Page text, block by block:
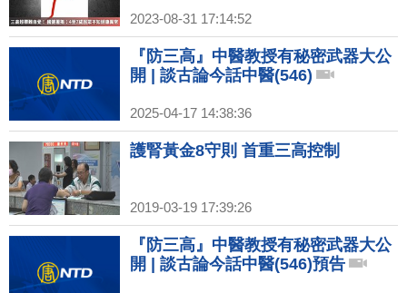
2023-08-31 17:14:52
『防三高』中醫教授有秘密武器大公
開 | 談古論今話中醫(546)
2025-04-17 14:38:36
護腎黃金8守則 首重三高控制
2019-03-19 17:39:26
『防三高』中醫教授有秘密武器大公
開 | 談古論今話中醫(546)預告